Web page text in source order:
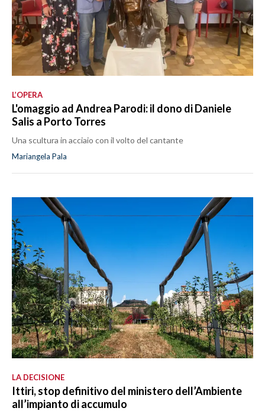
L’OPERA
L'omaggio ad Andrea Parodi: il dono di Daniele
Salis a Porto Torres
Una scultura in acciaio con il volto del cantante
Mariangela Pala
LA DECISIONE
Ittiri, stop definitivo del ministero dell’Ambiente
all’impianto di accumulo